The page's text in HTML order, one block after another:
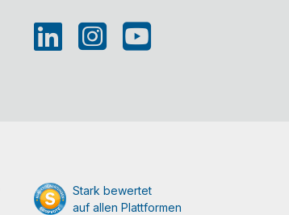
Stark bewertet
auf allen Plattformen